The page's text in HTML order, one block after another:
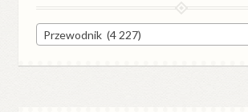
Przewodnik (4 227)